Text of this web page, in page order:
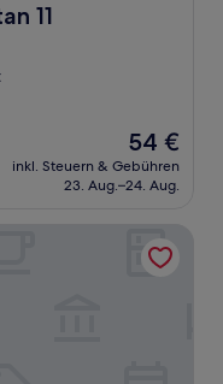
11
Der
Preis
beträgt
54 €
inkl. Steuern & Gebühren
23. Aug.–24. Aug.